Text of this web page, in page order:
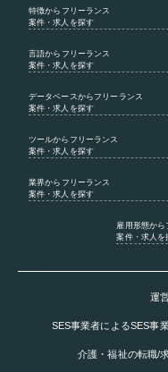
特徴からフリーランス
案件・求人を探す
言語からフリーランス
案件・求人を探す
データベース からフリーランス
案件・求人を探す
ツールからフリーランス
案件・求人を探す
業界からフリーランス
案件・求人を探す
雇用形態から
案件・求人を
運
SES事業者によるSES事
介護・福祉の転職/